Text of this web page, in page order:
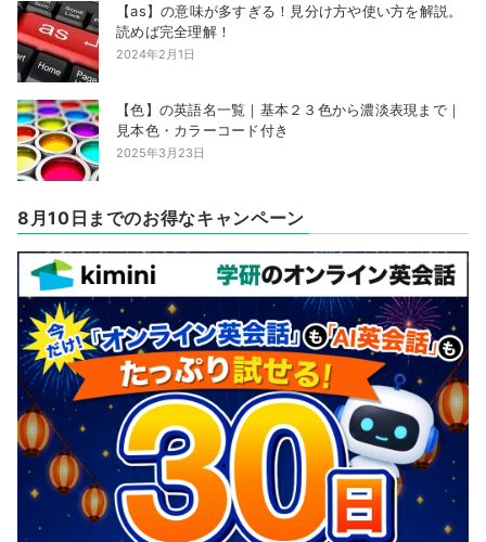
【as】の意味が多すぎる！見分け方や使い方を解説。
読めば完全理解！
2024年2月1日
【色】の英語名一覧｜基本２３色から濃淡表現まで｜
見本色・カラーコード付き
2025年3月23日
8月10日までのお得なキャンペーン